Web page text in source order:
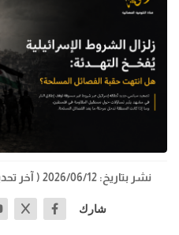
نشر بتاريخ: 2026/06/12 ( آخر تحديث: 2026/06/12
شارك